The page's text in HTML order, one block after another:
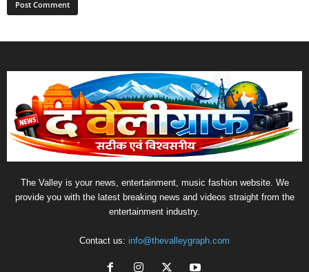
The Valley is your news, entertainment, music fashion website. We
provide you with the latest breaking news and videos straight from the
entertainment industry.
Contact us: info@thevalleygraph.com